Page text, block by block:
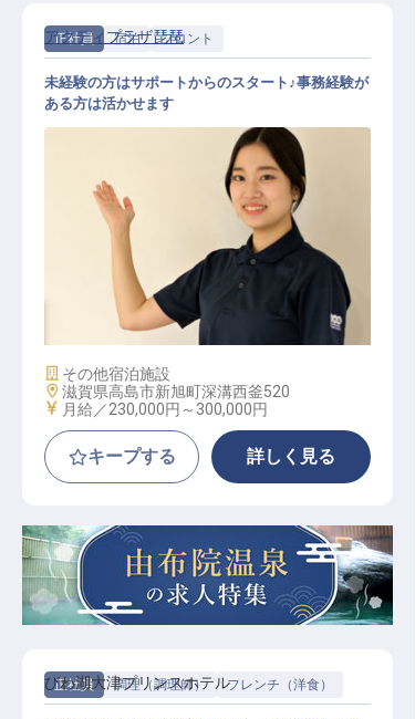
正社員 宿泊 フロント
フロント│未経験OK／GW・夏季・
年末年始休暇／転勤なし／学歴不問
アクティプラザ琵琶
未経験の方はサポートからのスタート♪事務経験が
ある方は活かせます
施設業態
その他宿泊施設
勤務地
滋賀県高島市新旭町深溝西釜520
給与
月給／230,000円～ 300,000円
キープする 詳しく見る
正社員 調理（調理師） フレンチ（洋食）
びわ湖大津プリンスホテル